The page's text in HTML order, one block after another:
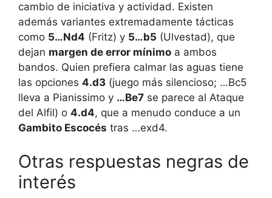
cambio de iniciativa y actividad. Existen
además variantes extremadamente tácticas
como 5…Nd4 (Fritz) y 5…b5 (Ulvestad), que
dejan margen de error mínimo a ambos
bandos. Quien prefiera calmar las aguas tiene
las opciones 4.d3 (juego más silencioso; …Bc5
lleva a Pianissimo y …Be7 se parece al Ataque
del Alfil) o 4.d4, que a menudo conduce a un
Gambito Escocés tras …exd4.
Otras respuestas negras de
interés